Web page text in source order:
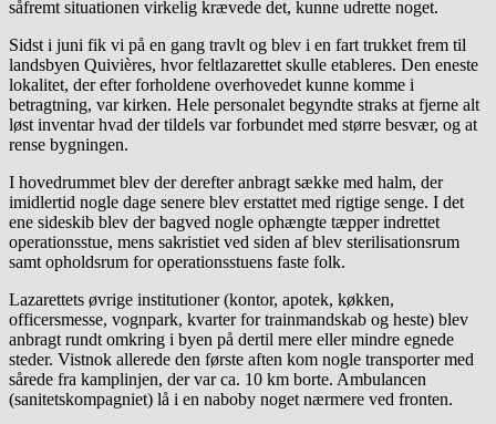
såfremt situationen virkelig krævede det, kunne udrette noget.
Sidst i juni fik vi på en gang travlt og blev i en fart trukket frem til
landsbyen Quivières, hvor feltlazarettet skulle etableres. Den eneste
lokalitet, der efter forholdene overhovedet kunne komme i
betragtning, var kirken. Hele personalet begyndte straks at fjerne alt
løst inventar hvad der tildels var forbundet med større besvær, og at
rense bygningen.
I hovedrummet blev der derefter anbragt sække med halm, der
imidlertid nogle dage senere blev erstattet med rigtige senge. I det
ene sideskib blev der bagved nogle ophængte tæpper indrettet
operationsstue, mens sakristiet ved siden af blev sterilisationsrum
samt opholdsrum for operationsstuens faste folk.
Lazarettets øvrige institutioner (kontor, apotek, køkken,
officersmesse, vognpark, kvarter for trainmandskab og heste) blev
anbragt rundt omkring i byen på dertil mere eller mindre egnede
steder. Vistnok allerede den første aften kom nogle transporter med
sårede fra kamplinjen, der var ca. 10 km borte. Ambulancen
(sanitetskompagniet) lå i en naboby noget nærmere ved fronten.